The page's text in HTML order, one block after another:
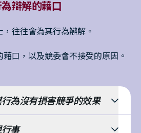
辯解的藉口
往往會為其行為辯解。
口，以及競委會不接受的原因。
為沒有損害競爭的效果
事